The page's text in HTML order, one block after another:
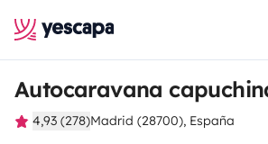
Autocaravana
4,93 (278)Madrid (28700), España